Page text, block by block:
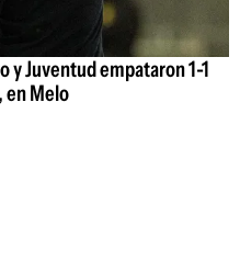
y Juventud empataron 1-1
en Melo